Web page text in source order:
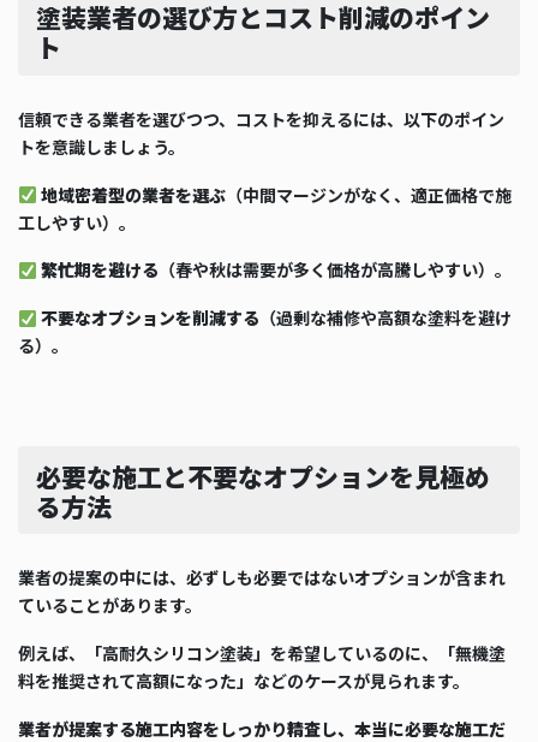
塗装業者の選び方とコスト削減のポイン
ト
信頼できる業者を選びつつ、コストを抑えるには、以下のポイン
トを意識しましょう。
地域密着型の業者を選ぶ（中間マージンがなく、適正価格で施
工しやすい）。
繁忙期を避ける （春や秋は需要が多く価格が高騰しやすい）。
不要なオプションを削減する （過剰な補修や高額な塗料を避け
る）。
必要な施工と不要なオプションを見極め
る方法
業者の提案の中には、必ずしも必要ではないオプションが含まれ
ていることがあります。
例えば、「高耐久シリコン塗装」を希望しているのに、「無機塗
料を推奨されて高額になった」などのケースが見られます。
業者が提案する施工内容をしっかり精査し、本当に必要な施工だ